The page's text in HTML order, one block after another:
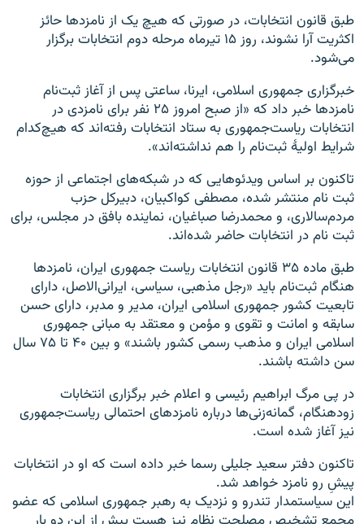
طبق قانون انتخابات، در صورتی که هیچ یک از نامزدها حائز
اکثریت آرا نشوند، روز ۱۵ تیرماه مرحله دوم انتخابات برگزار
می‌شود.
خبرگزاری جمهوری اسلامی، ایرنا، ساعتی پس از آغاز ثبت‌نام
نامزدها خبر داد که «از صبح امروز ۲۵ نفر برای نامزدی در
انتخابات ریاست‌جمهوری به ستاد انتخابات رفته‌اند که هیچ‌کدام
شرایط اولیهٔ ثبت‌نام را هم نداشته‌اند».
تاکنون بر اساس ویدئوهایی که در شبکه‌های اجتماعی از حوزه
ثبت نام منتشر شده، مصطفی کواکبیان، دبیرکل حزب
مردم‌سالاری، و محمدرضا صباغیان، نماینده بافق در مجلس، برای
ثبت نام در انتخابات حاضر شده‌اند.
طبق ماده ۳۵ قانون انتخابات ریاست جمهوری ایران، نامزدها
هنگام ثبت‌نام باید «رجل مذهبی، سیاسی، ایرانی‌الاصل، دارای
تابعیت کشور جمهوری اسلامی ایران، مدیر و مدبر، دارای حسن
سابقه و امانت و تقوی و مؤمن و معتقد به مبانی جمهوری
اسلامی ایران و مذهب رسمی کشور باشند» و بین ۴۰ تا ۷۵ سال
سن داشته باشند.
در پی مرگ ابراهیم رئیسی و اعلام خبر برگزاری انتخابات
زودهنگام، گمانه‌زنی‌ها درباره نامزدهای احتمالی ریاست‌جمهوری
نیز آغاز شده است.
تاکنون دفتر سعید جلیلی رسما خبر داده است که او در انتخابات
پیش‌ِ رو نامزد خواهد شد.
این سیاستمدار تندرو و نزدیک به رهبر جمهوری اسلامی که عضو